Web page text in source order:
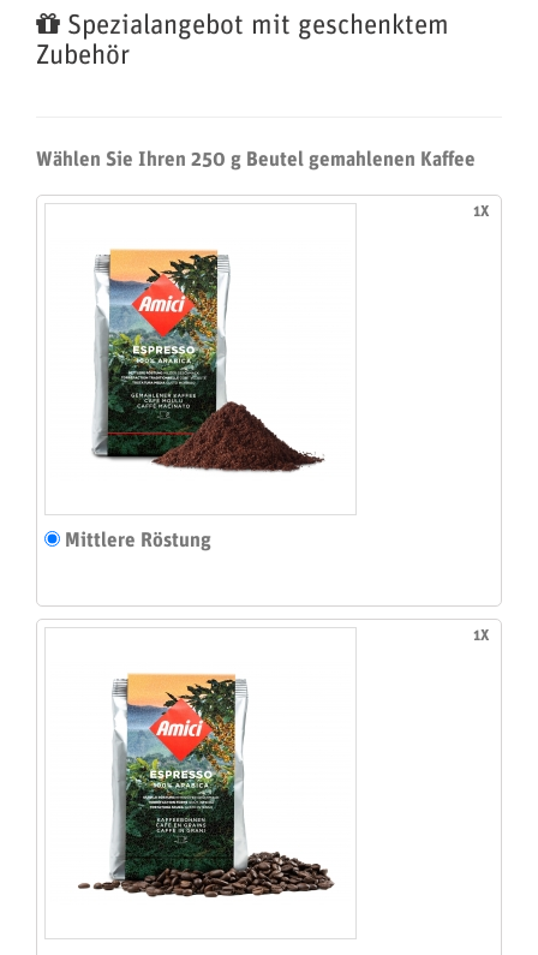
Spezialangebot mit geschenktem
Zubehör
Wählen Sie Ihren 250 g Beutel gemahlenen Kaffee
1X
Mittlere Röstung
1X